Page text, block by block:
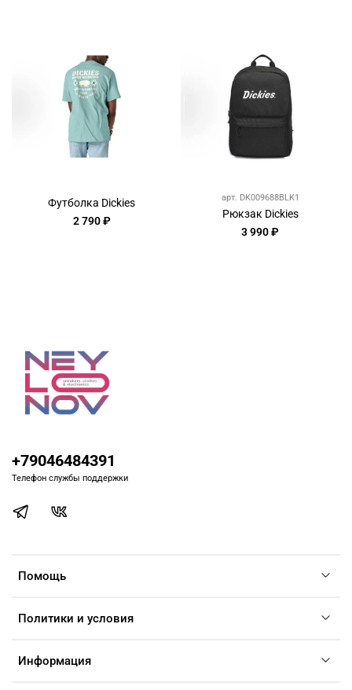
Футболка Dickies
2 790 ₽
арт. DK009688BLK1
Рюкзак Dickies
3 990 ₽
Помощь
Политики и условия
Информация
+79046484391
Телефон службы поддержки